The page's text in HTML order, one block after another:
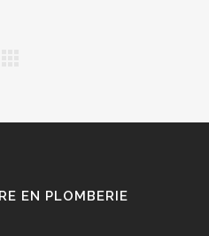
EN PLOMBERIE